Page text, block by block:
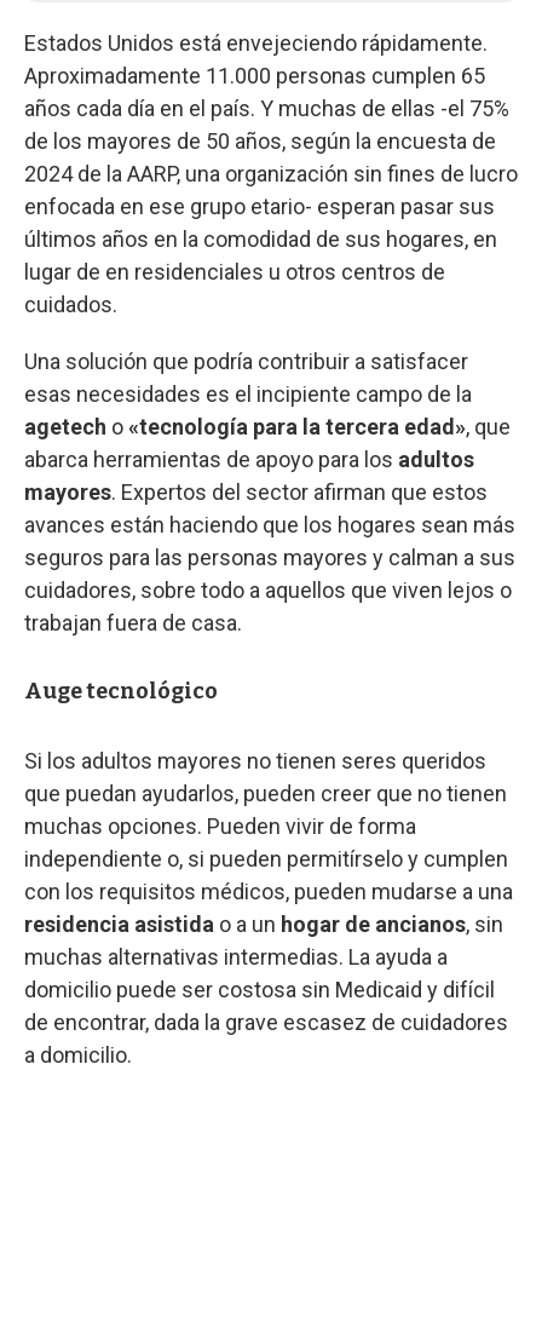
Estados Unidos está envejeciendo rápidamente.
Aproximadamente 11.000 personas cumplen 65
años cada día en el país. Y muchas de ellas -el 75%
de los mayores de 50 años, según la encuesta de
2024 de la AARP, una organización sin fines de lucro
enfocada en ese grupo etario- esperan pasar sus
últimos años en la comodidad de sus hogares, en
lugar de en residenciales u otros centros de
cuidados.
Una solución que podría contribuir a satisfacer
esas necesidades es el incipiente campo de la
agetech o«tecnología para la tercera edad», que
abarca herramientas de apoyo para los adultos
mayores. Expertos del sector afirman que estos
avances están haciendo que los hogares sean más
seguros para las personas mayores y calman a sus
cuidadores, sobre todo a aquellos que viven lejos o
trabajan fuera de casa.
Auge tecnológico
Si los adultos mayores no tienen seres queridos
que puedan ayudarlos, pueden creer que no tienen
muchas opciones. Pueden vivir de forma
independiente o, si pueden permitírselo y cumplen
con los requisitos médicos, pueden mudarse a una
residencia asistida o a un hogar de ancianos, sin
muchas alternativas intermedias. La ayuda a
domicilio puede ser costosa sin Medicaid y difícil
de encontrar, dada la grave escasez de cuidadores
a domicilio.